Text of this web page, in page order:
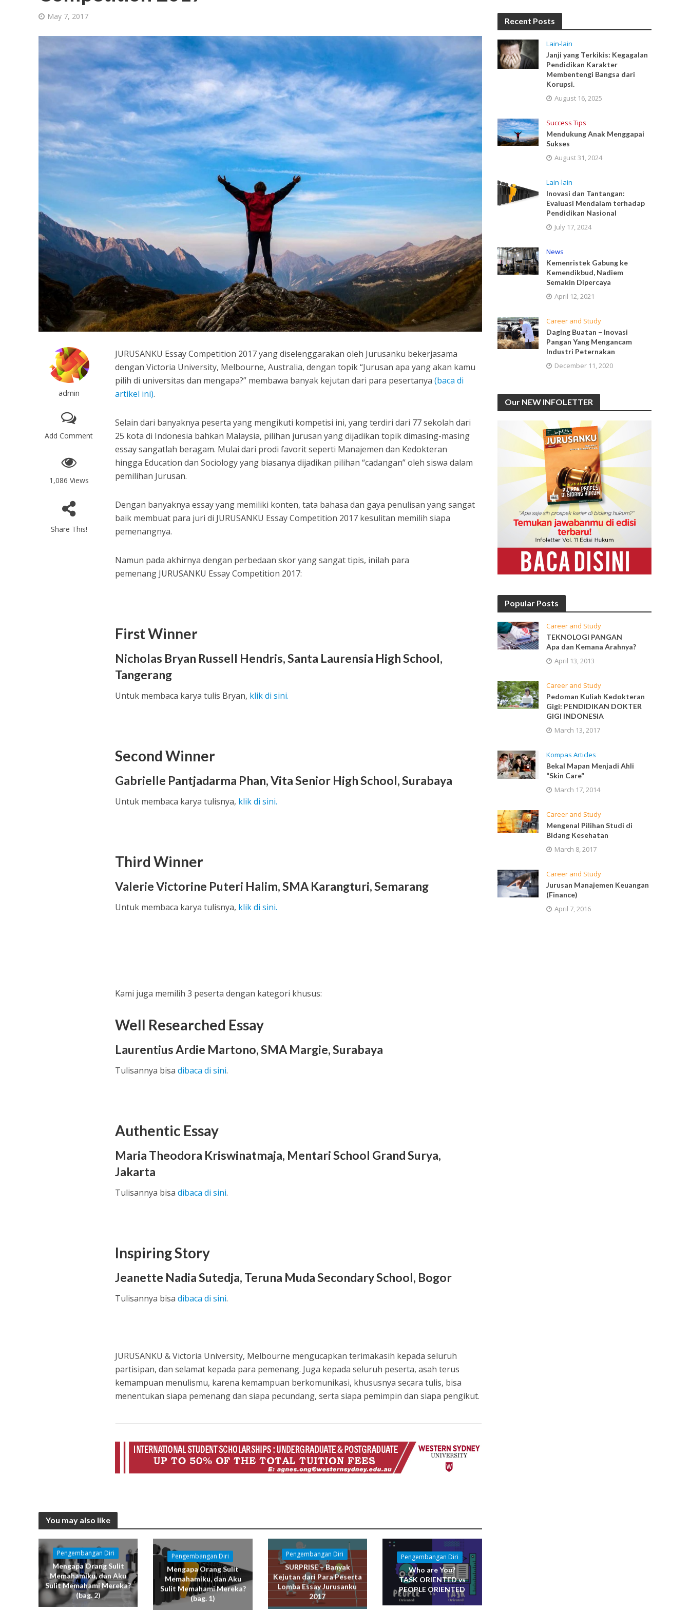
May 7, 2017
admin
Add Comment
1,086 Views
Share This!
JURUSANKU Essay Competition 2017 yang diselenggarakan oleh Jurusanku bekerjasama
dengan Victoria University, Melbourne, Australia, dengan topik “Jurusan apa yang akan kamu
pilih di universitas dan mengapa?” membawa banyak kejutan dari para pesertanya (baca di
artikel ini).
Selain dari banyaknya peserta yang mengikuti kompetisi ini, yang terdiri dari 77 sekolah dari
25 kota di Indonesia bahkan Malaysia, pilihan jurusan yang dijadikan topik dimasing-masing
essay sangatlah beragam. Mulai dari prodi favorit seperti Manajemen dan Kedokteran
hingga Education dan Sociology yang biasanya dijadikan pilihan “cadangan” oleh siswa dalam
pemilihan Jurusan.
Dengan banyaknya essay yang memiliki konten, tata bahasa dan gaya penulisan yang sangat
baik membuat para juri di JURUSANKU Essay Competition 2017 kesulitan memilih siapa
pemenangnya.
Namun pada akhirnya dengan perbedaan skor yang sangat tipis, inilah para
pemenang JURUSANKU Essay Competition 2017:
First Winner
Nicholas Bryan Russell Hendris, Santa Laurensia High School,
Tangerang
Untuk membaca karya tulis Bryan, klik di sini.
Second Winner
Gabrielle Pantjadarma Phan, Vita Senior High School, Surabaya
Untuk membaca karya tulisnya, klik di sini.
Third Winner
Valerie Victorine Puteri Halim, SMA Karangturi, Semarang
Untuk membaca karya tulisnya, klik di sini.
Kami juga memilih 3 peserta dengan kategori khusus:
Well Researched Essay
Laurentius Ardie Martono, SMA Margie, Surabaya
Tulisannya bisa dibaca di sini.
Authentic Essay
Maria Theodora Kriswinatmaja, Mentari School Grand Surya,
Jakarta
Tulisannya bisa dibaca di sini.
Inspiring Story
Jeanette Nadia Sutedja, Teruna Muda Secondary School, Bogor
Tulisannya bisa dibaca di sini.
JURUSANKU & Victoria University, Melbourne mengucapkan terimakasih kepada seluruh
partisipan, dan selamat kepada para pemenang. Juga kepada seluruh peserta, asah terus
kemampuan menulismu, karena kemampuan berkomunikasi, khususnya secara tulis, bisa
menentukan siapa pemenang dan siapa pecundang, serta siapa pemimpin dan siapa pengikut.
You may also like
Pengembangan Diri
Mengapa Orang Sulit
Memahamiku, dan Aku
Sulit Memahami Mereka?
(bag. 2)
Pengembangan Diri
Mengapa Orang Sulit
Memahamiku, dan Aku
Sulit Memahami Mereka?
(bag. 1)
Pengembangan Diri
SURPRISE – Banyak
Kejutan dari Para Peserta
Lomba Essay Jurusanku
2017
Pengembangan Diri
Who are You?
TASK ORIENTED vs
PEOPLE ORIENTED
Recent Posts
Lain-lain
Janji yang Terkikis: Kegagalan
Pendidikan Karakter
Membentengi Bangsa dari
Korupsi.
August 16, 2025
Success Tips
Mendukung Anak Menggapai
Sukses
August 31, 2024
Lain-lain
Inovasi dan Tantangan:
Evaluasi Mendalam terhadap
Pendidikan Nasional
July 17, 2024
News
Kemenristek Gabung ke
Kemendikbud, Nadiem
Semakin Dipercaya
April 12, 2021
Career and Study
Daging Buatan – Inovasi
Pangan Yang Mengancam
Industri Peternakan
December 11, 2020
Our NEW INFOLETTER
Popular Posts
Career and Study
TEKNOLOGI PANGAN
Apa dan Kemana Arahnya?
April 13, 2013
Career and Study
Pedoman Kuliah Kedokteran
Gigi: PENDIDIKAN DOKTER
GIGI INDONESIA
March 13, 2017
Kompas Articles
Bekal Mapan Menjadi Ahli
“Skin Care”
March 17, 2014
Career and Study
Mengenal Pilihan Studi di
Bidang Kesehatan
March 8, 2017
Career and Study
Jurusan Manajemen Keuangan
(Finance)
April 7, 2016